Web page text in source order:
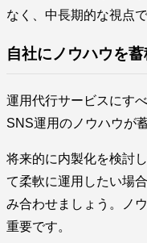
なく、中長期的な視点
自社にノウハウを
運用代行サービスにす
SNS運用のノウハウが
将来的に内製化を検討
て柔軟に運用したい場
み合わせましょう。ノ
重要です。